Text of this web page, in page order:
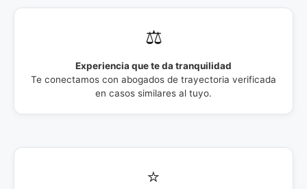
⚖️
Experiencia que te da tranquilidad
Te conectamos con abogados de trayectoria verificada
en casos similares al tuyo.
⭐